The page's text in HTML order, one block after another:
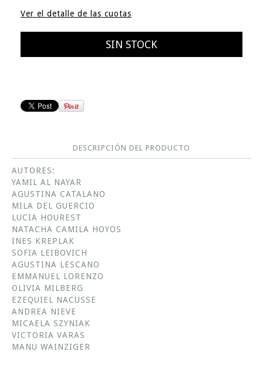
Ver el detalle de las cuotas
DESCRIPCIÓN DEL PRODUCTO
AUTORES:
YAMIL AL NAYAR
AGUSTINA CATALANO
MILA DEL GUERCIO
LUCIA HOUREST
NATACHA CAMILA HOYOS
INES KREPLAK
SOFIA LEIBOVICH
AGUSTINA LESCANO
EMMANUEL LORENZO
OLIVIA MILBERG
EZEQUIEL NACUSSE
ANDREA NIEVE
MICAELA SZYNIAK
VICTORIA VARAS
MANU WAINZIGER